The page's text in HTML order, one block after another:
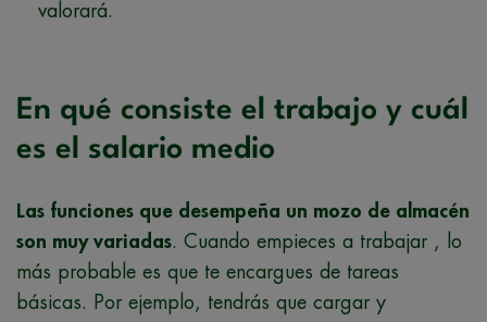
valorará.
En qué consiste el trabajo y cuál
es el salario medio
Las funciones que desempeña un mozo de almacén
son muy variadas. Cuando empieces a trabajar , lo
más probable es que te encargues de tareas
básicas. Por ejemplo, tendrás que cargar y